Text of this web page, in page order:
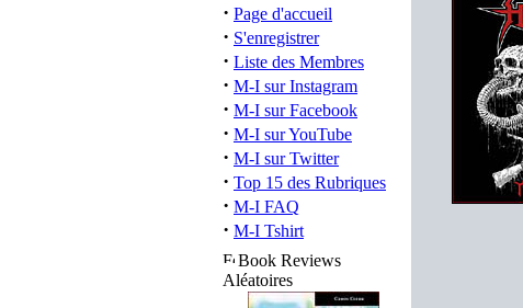
· Page d'accueil
· S'enregistrer
· Liste des Membres
· M-I sur Instagram
· M-I sur Facebook
· M-I sur YouTube
· M-I sur Twitter
· Top 15 des Rubriques
· M-I FAQ
· M-I Tshirt
Book Reviews
Aléatoires